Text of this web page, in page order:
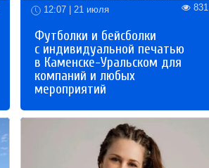
12:07 | 21 июля 831
Футболки и бейсболки
с индивидуальной печатью
в Каменске-Уральском для
компаний и любых
мероприятий